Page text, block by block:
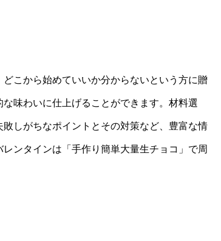
こから始めていいか分からないという方に贈
味わいに仕上げることができます。材料選
しがちなポイントとその対策など、豊富な情
ンタインは「手作り簡単大量生チョコ」で周